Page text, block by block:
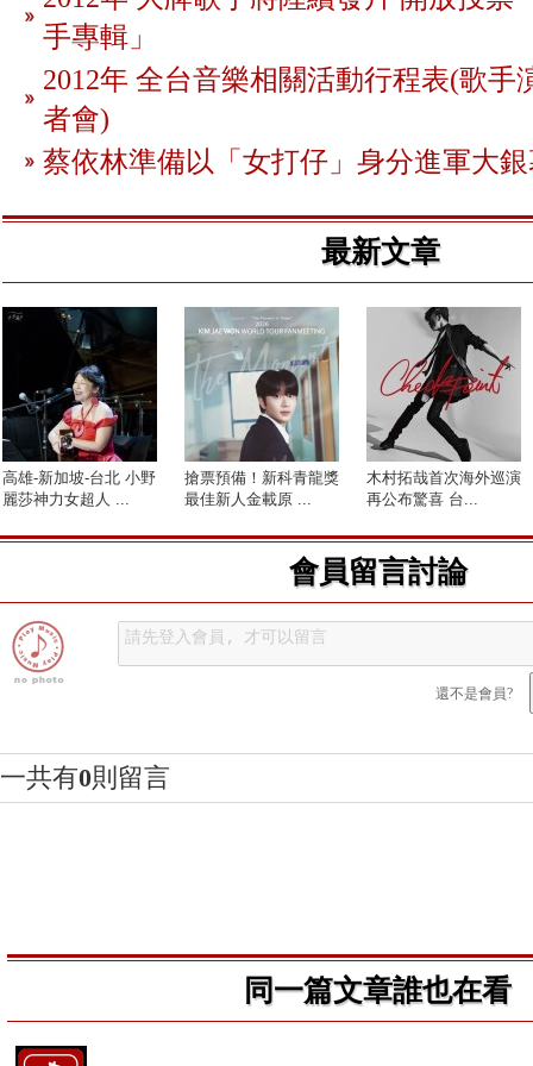
手專輯」
2012年 全台音樂相關活動行程表(歌手
者會)
蔡依林準備以「女打仔」身分進軍大
最新文章
高雄-新加坡-台北 小野
麗莎神力女超人 ...
搶票預備！新科青龍獎
最佳新人金載原 ...
木村拓哉首次海外巡演
再公布驚喜 台...
會員留言討論
還不是會員?
一共有0則留言
同一篇文章誰也在看